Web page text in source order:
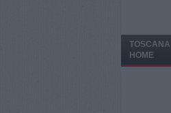
TOSCANA
HOME